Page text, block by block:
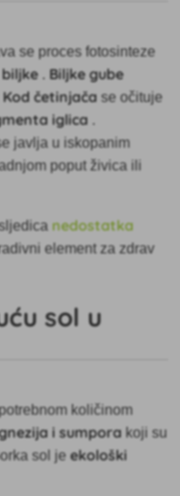
se proces fotosinteze
.Biljke gube
Kod četinjača se očituje
iglica .
javlja u iskopanim
poput živica ili
nedostatka
element za zdrav
sol u
količinom
i sumpora koji su
sol jeekološki